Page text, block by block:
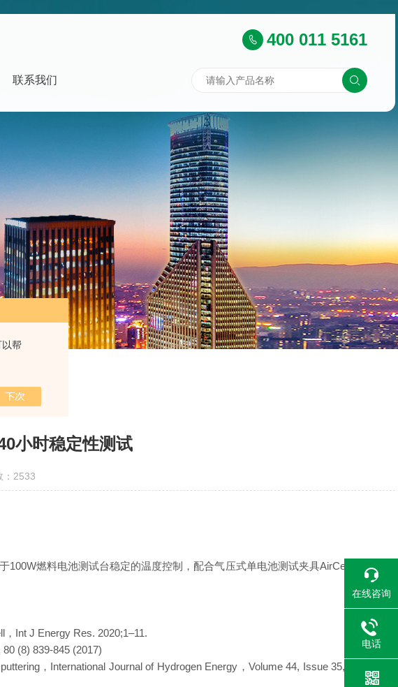
以帮
400 011 5161
联系我们
小时稳定性测试
2533
燃料电池测试台稳定的温度控制，配合气压式单电池测试夹具AirCell特色的
，Int J Energy Res. 2020;1–11.
(8) 839-845 (2017)
，International Journal of Hydrogen Energy，Volume 44, Issue 35, 19 July
在线咨询
电话